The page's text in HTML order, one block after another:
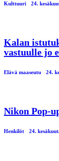
Kulttuuri 24.
Kalan
vastuulle jo
Elävä maaseutu 24.
Nikon Pop-
Henkilöt 24.